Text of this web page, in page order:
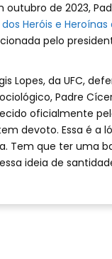
outubro de 2023,
dos Heróis e
pelo
Lopes, da UFC,
Padre
oficialmente
devoto. Essa é a
Tem que ter uma
ideia de